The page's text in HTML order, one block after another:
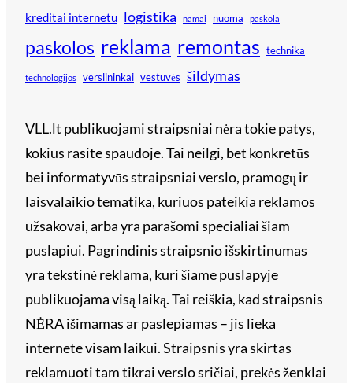
kreditai internetu logistika namai nuoma paskola
paskolos reklama remontas technika
technologijos verslininkai vestuvės šildymas
VLL.lt publikuojami straipsniai nėra tokie patys,
kokius rasite spaudoje. Tai neilgi, bet konkretūs
bei informatyvūs straipsniai verslo, pramogų ir
laisvalaikio tematika, kuriuos pateikia reklamos
užsakovai, arba yra parašomi specialiai šiam
puslapiui. Pagrindinis straipsnio išskirtinumas
yra tekstinė reklama, kuri šiame puslapyje
publikuojama visą laiką. Tai reiškia, kad straipsnis
NĖRA išimamas ar paslepiamas – jis lieka
internete visam laikui. Straipsnis yra skirtas
reklamuoti tam tikrai verslo sričiai, prekės ženklai